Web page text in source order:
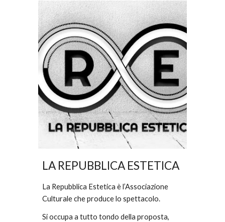
LA REPUBBLICA ESTETICA
La Repubblica Estetica è l’Associazione
Culturale che produce lo spettacolo.
Si occupa a tutto tondo della proposta,